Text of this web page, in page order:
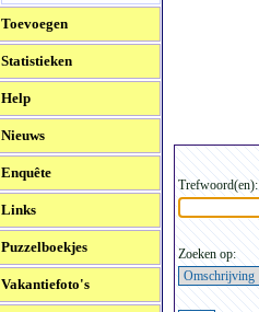
Toevoegen
Statistieken
Help
Nieuws
Enquête
Links
Puzzelboekjes
Vakantiefoto's
Trefwoord(en):
Zoeken op: